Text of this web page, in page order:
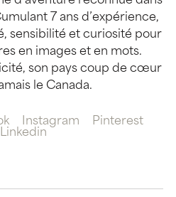
7 ans d’expérience,
sensibilité et curiosité pour
en images et en mots.
son pays coup de cœur
le Canada.
Instagram
Pinterest
Linkedin